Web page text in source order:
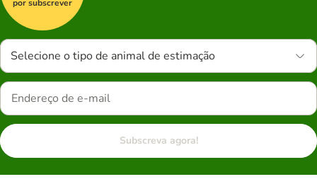
por subscrever
Selecione o tipo de animal de estimação
Subscreva agora!